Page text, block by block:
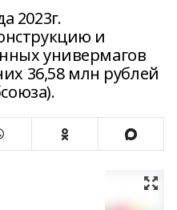
2023г.
и
универмагов
36,58 млн рублей